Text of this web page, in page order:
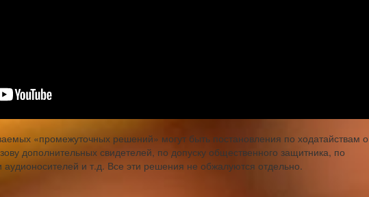
«промежуточных решений» могут быть постановления по ходатайствам о
дополнительных свидетелей, по допуску общественного защитника, по
и т.д. Все эти решения не обжалуются отдельно.